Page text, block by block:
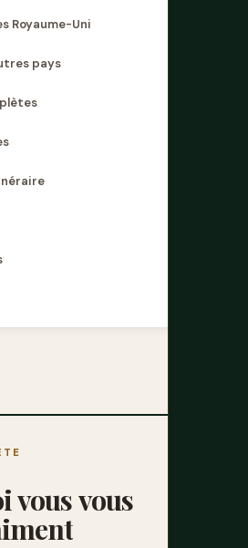
vousvous
Royaume-Uni
pays